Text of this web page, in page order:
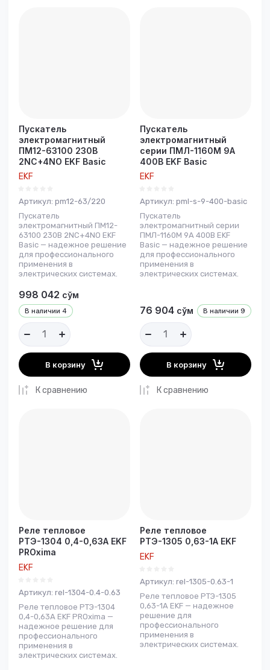
Пускатель
электромагнитный
ПМ12-63100 230В
2NC+4NO EKF Basic
EKF
Артикул: pm12-63/220
Пускатель
электромагнитный ПМ12-
63100 230В 2NC+4NO EKF
Basic — надежное решение
для профессионального
применения в
электрических системах.
В наличии 4
998 042 сўм
В корзину
К сравнению
Пускатель
электромагнитный
серии ПМЛ-1160М 9А
400В EKF Basic
EKF
Артикул: pml-s-9-400-basic
Пускатель
электромагнитный серии
ПМЛ-1160М 9А 400В EKF
Basic — надежное решение
для профессионального
применения в
электрических системах.
В наличии 9
76 904 сўм
В корзину
К сравнению
Реле тепловое
РТЭ-1304 0,4-0,63А EKF
PROxima
EKF
Артикул: rel-1304-0.4-0.63
Реле тепловое РТЭ-1304
0,4-0,63А EKF PROxima —
надежное решение для
профессионального
применения в
электрических системах.
Реле тепловое
РТЭ-1305 0,63-1А EKF
EKF
Артикул: rel-1305-0.63-1
Реле тепловое РТЭ-1305
0,63-1А EKF — надежное
решение для
профессионального
применения в
электрических системах.